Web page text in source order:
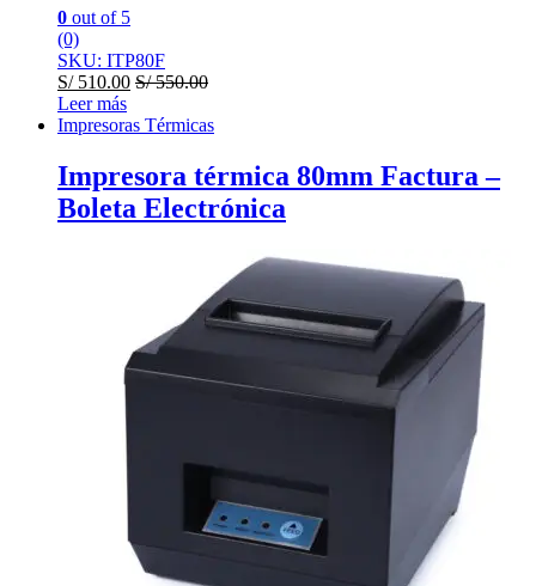
0 out of 5
(0)
SKU: ITP80F
S/510.00 S/550.00
Leer más
Impresoras Térmicas
Impresora térmica 80mm Factura –
Boleta Electrónica